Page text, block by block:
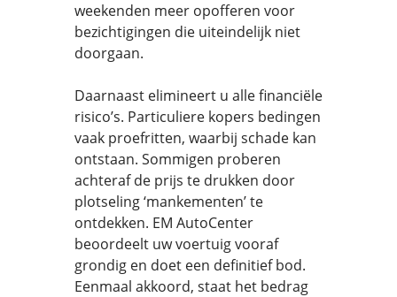
weekenden meer opofferen voor
bezichtigingen die uiteindelijk niet
doorgaan.
Daarnaast elimineert u alle financiële
risico’s. Particuliere kopers bedingen
vaak proefritten, waarbij schade kan
ontstaan. Sommigen proberen
achteraf de prijs te drukken door
plotseling ‘mankementen’ te
ontdekken. EM AutoCenter
beoordeelt uw voertuig vooraf
grondig en doet een definitief bod.
Eenmaal akkoord, staat het bedrag